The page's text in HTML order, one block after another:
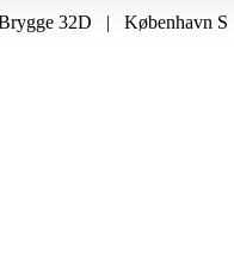
Brygge 32D | København